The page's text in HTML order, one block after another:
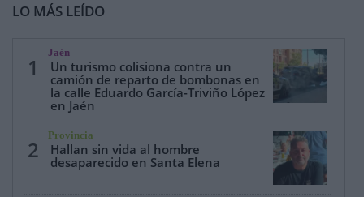
LO MÁS LEÍDO
1
Jaén
Un turismo colisiona contra un
camión de reparto de bombonas en
la calle Eduardo García-Triviño López
en Jaén
2
Provincia
Hallan sin vida al hombre
desaparecido en Santa Elena